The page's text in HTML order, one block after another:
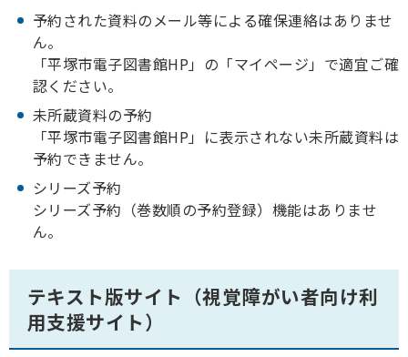
予約された資料のメール等による確保連絡はありませ
ん。
「平塚市電子図書館HP」の「マイページ」で適宜ご確
認ください。
未所蔵資料の予約
「平塚市電子図書館HP」に表示されない未所蔵資料は
予約できません。
シリーズ予約
シリーズ予約（巻数順の予約登録）機能はありませ
ん。
テキスト版サイト（視覚障がい者向け利
用支援サイト）